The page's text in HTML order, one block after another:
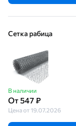
Сетка рабица
В наличии
От 547 ₽
Цена от 19.07.2026